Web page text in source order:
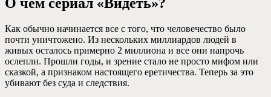
Как обычно начинается все с того, что человечество было
почти уничтожено. Из нескольких миллиардов людей в
живых осталось примерно 2 миллиона и все они напрочь
ослепли. Прошли годы, и зрение стало не просто мифом или
сказкой, а признаком настоящего еретичества. Теперь за это
убивают без суда и следствия.